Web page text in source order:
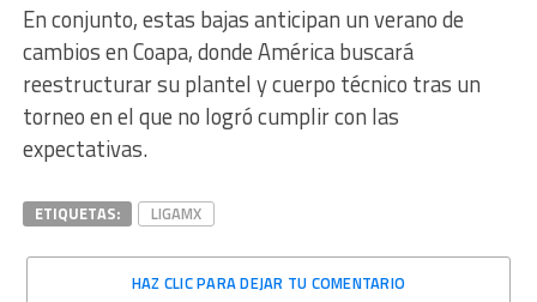
En conjunto, estas bajas anticipan un verano de
cambios en Coapa, donde América buscará
reestructurar su plantel y cuerpo técnico tras un
torneo en el que no logró cumplir con las
expectativas.
ETIQUETAS: LIGAMX
HAZ CLIC PARA DEJAR TU COMENTARIO